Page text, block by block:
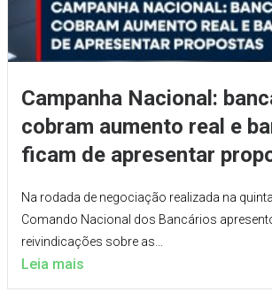
Campanha Nacional:
cobram aumento real e
ficam de apresentar
Na rodada de negociação realizada na
Comando Nacional dos Bancários
reivindicações sobre as...
Leia mais